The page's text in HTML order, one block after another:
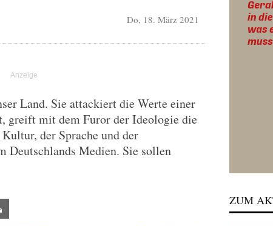
Do, 18. März 2021
Land. Sie attackiert die Werte einer
greift mit dem Furor der Ideologie die
der Sprache und der
Deutschlands Medien. Sie sollen
ZUM